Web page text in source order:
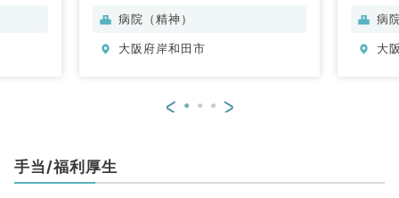
病院（精神）
大阪府岸和田市
病
大
< >
手当/福利厚生